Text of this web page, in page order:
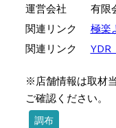
運営会社
有限
関連リンク
極楽
関連リンク
YDR
※店舗情報は取材
ご確認ください。
調布